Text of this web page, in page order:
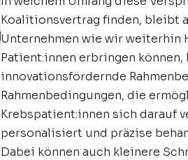
Koalitionsvertrag finden, bleibt
Unternehmen wie wir weiterhin
Patient:innen erbringen
innovationsfördernde
Rahmenbedingungen, die
Krebspatient:innen sich darauf
personalisiert und präzise
Dabei können auch kleinere